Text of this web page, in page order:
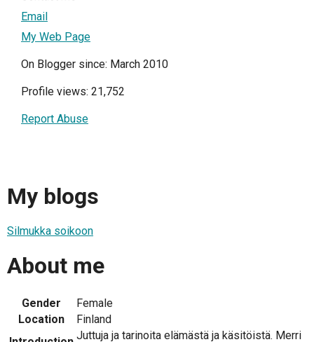
Email
My Web Page
On Blogger since: March 2010
Profile views: 21,752
Report Abuse
My blogs
Silmukka soikoon
About me
Gender
Female
Location
Finland
Juttuja ja tarinoita elämästä ja käsitöistä. Merri